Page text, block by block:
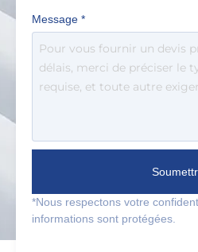
Message *
*Nous respectons votre
informations sont protégées.